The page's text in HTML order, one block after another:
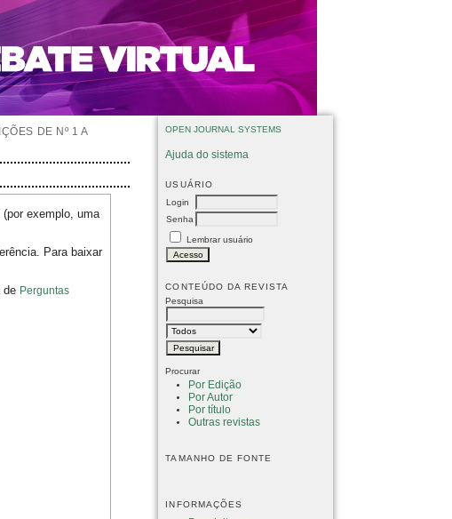
OPEN JOURNAL SYSTEMS
Ajuda do sistema
USUÁRIO
Login
Senha
Lembrar usuário
CONTEÚDO DA REVISTA
Pesquisa
Procurar
Por Edição
Por Autor
Por título
Outras revistas
TAMANHO DE FONTE
INFORMAÇÕES
DE Nº 1 A
exemplo, uma
Para baixar
de Perguntas